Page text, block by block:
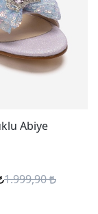
Abiye
1.999,90